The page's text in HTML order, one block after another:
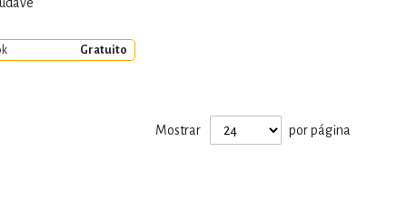
Gratuito
Mostrar por página